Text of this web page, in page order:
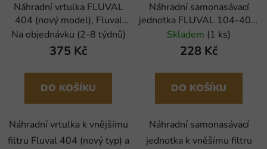
Náhradní vrtulka FLUVAL
404 (nový model), Fluval
405 (1ks)
Na objednávku (2-8 týdnů)
375 Kč
DO KOŠÍKU
Náhradní vrtulka k vnějšímu
filtru Fluval 404 (nový typ) a
Náhradní samonasávací
jednotka FLUVAL 104-404,
105-405 (1ks)
Skladem (1 ks)
228 Kč
DO KOŠÍKU
Náhradní samonasávací
jednotka k vněšímu filtru